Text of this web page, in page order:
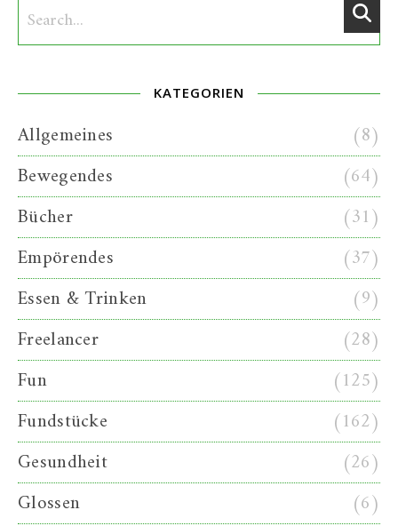
KATEGORIEN
Allgemeines
(8)
Bewegendes
(64)
Bücher
(31)
Empörendes
(37)
Essen & Trinken
(9)
Freelancer
(28)
Fun
(125)
Fundstücke
(162)
Gesundheit
(26)
Glossen
(6)